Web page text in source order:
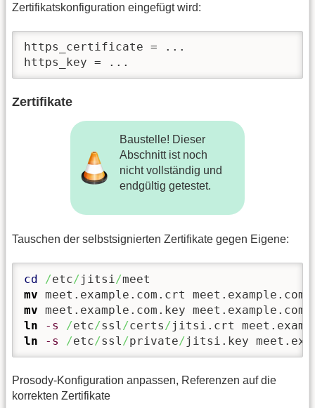
Zertifikatskonfiguration eingefügt wird:
https_certificate = ...
https_key = ...
Zertifikate
Baustelle! Dieser
Abschnitt ist noch
nicht vollständig und
endgültig getestet.
Tauschen der selbstsignierten Zertifikate gegen Eigene:
cd /etc/jitsi /
mv
mv
ln
-s /etc/ssl /certs /
ln
-s /etc/ssl /private/jitsi.key
Prosody-Konfiguration anpassen, Referenzen auf die
korrekten Zertifikate